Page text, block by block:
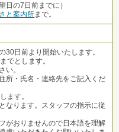
日の7日前までに）
と案内所まで。
30日前より開始いたします。
でとします。
い。
所・氏名・連絡先をご記入くだ
ます。
なります。スタッフの指示に従
がおりませんので日本語を理解